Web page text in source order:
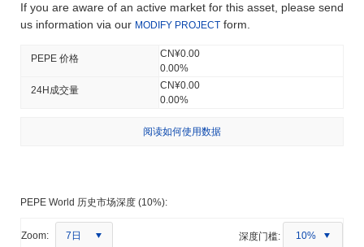
If you are aware of an active market for this asset, please send
us information via our MODIFY PROJECT form.
PEPE 价格
CN¥0.00
0.00%
24H成交量
CN¥0.00
0.00%
阅读如何使用数据
PEPE World 历史市场深度 (10%):
Zoom: 7日 深度门槛: 10%